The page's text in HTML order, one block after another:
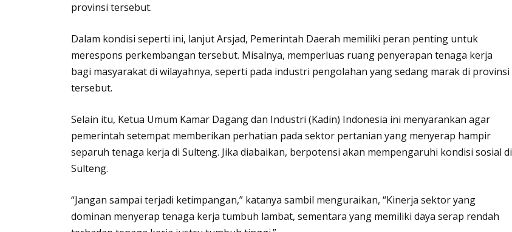
provinsi tersebut.
Dalam kondisi seperti ini, lanjut Arsjad, Pemerintah Daerah memiliki peran penting untuk
merespons perkembangan tersebut. Misalnya, memperluas ruang penyerapan tenaga kerja
bagi masyarakat di wilayahnya, seperti pada industri pengolahan yang sedang marak di provinsi
tersebut.
Selain itu, Ketua Umum Kamar Dagang dan Industri (Kadin) Indonesia ini menyarankan agar
pemerintah setempat memberikan perhatian pada sektor pertanian yang menyerap hampir
separuh tenaga kerja di Sulteng. Jika diabaikan, berpotensi akan mempengaruhi kondisi sosial di
Sulteng.
“Jangan sampai terjadi ketimpangan,” katanya sambil menguraikan, “Kinerja sektor yang
dominan menyerap tenaga kerja tumbuh lambat, sementara yang memiliki daya serap rendah